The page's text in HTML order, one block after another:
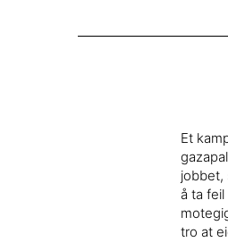
Et
jobbet,
å ta
tro at